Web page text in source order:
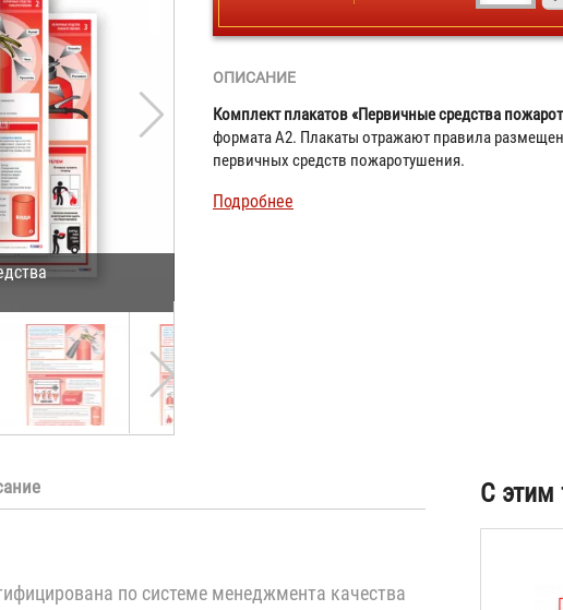
ОПИСАНИЕ
Комплект плакатов «Первичные средства
формата А2. Плакаты отражают правила
первичных средств пожаротушения.
Подробнее
по системе менеджмента качества
С этим